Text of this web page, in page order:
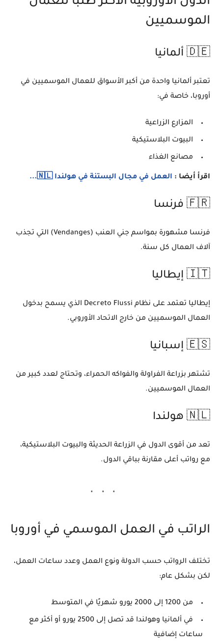
الموسميين
🇩🇪 ألمانيا
تعتبر ألمانيا واحدة من أكبر الأسواق للعمال الموسميين في
أوروبا، خاصة في:
المزارع الزراعية
البيوت البلاستيكية
مصانع الغذاء
اقرأ أيضا : العمل في مجال البستنة في هولندا 🇳🇱...
🇫🇷 فرنسا
فرنسا مشهورة بمواسم جني العنب (Vendanges) التي تجذب
آلاف العمال كل سنة.
🇮🇹 إيطاليا
إيطاليا تعتمد على نظام Decreto Flussi الذي يسمح بدخول
العمال الموسميين من خارج الاتحاد الأوروبي.
🇪🇸 إسبانيا
تشتهر بزراعة الفراولة والفواكه الحمراء، وتحتاج لعدد كبير من
العمال الموسميين.
🇳🇱 هولندا
تعد من أقوى الدول في الزراعة الحديثة والبيوت البلاستيكية،
مع رواتب أعلى مقارنة بباقي الدول.
الراتب في العمل الموسمي في أوروبا
تختلف الرواتب حسب الدولة ونوع العمل وعدد ساعات العمل،
لكن بشكل عام:
من 1200 إلى 2000 يورو شهريًا في المتوسط
في ألمانيا وهولندا قد تصل إلى 2500 يورو أو أكثر مع
ساعات إضافية